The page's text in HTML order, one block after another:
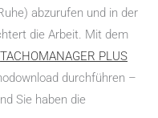
abzurufen und in der
die Arbeit. Mit dem
TACHOMANAGER PLUS
durchführen –
Sie haben die